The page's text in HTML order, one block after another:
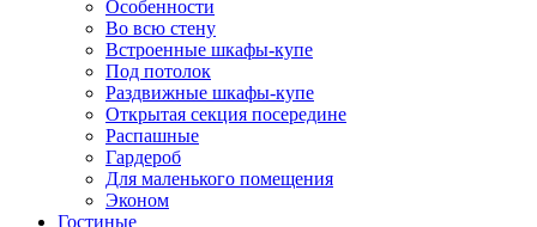
Особенности
Во всю стену
Встроенные шкафы-купе
Под потолок
Раздвижные шкафы-купе
Открытая секция посередине
Распашные
Гардероб
Для маленького помещения
Эконом
Гостиные